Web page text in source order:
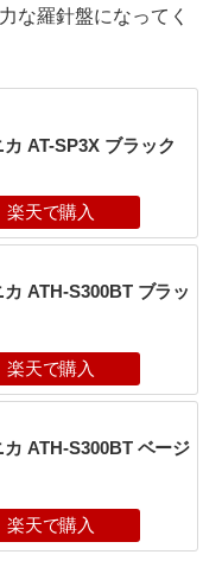
な羅針盤になってく
AT-SP3X ブラック
楽天で購入
ATH-S300BT ブラッ
楽天で購入
ATH-S300BT ベージ
楽天で購入